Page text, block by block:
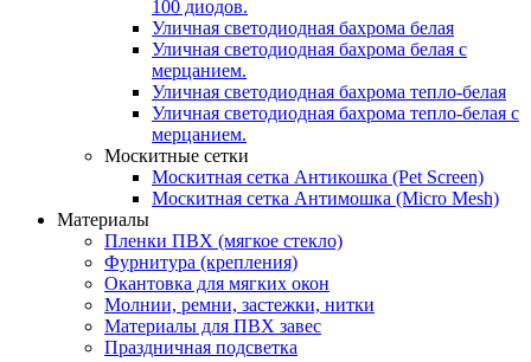
100 диодов.
Уличная светодиодная бахрома белая
Уличная светодиодная бахрома белая с
мерцанием.
Уличная светодиодная бахрома тепло-белая
Уличная светодиодная бахрома тепло-белая с
мерцанием.
Москитные сетки
Москитная сетка Антикошка (Pet Screen)
Москитная сетка Антимошка (Micro Mesh)
Материалы
Пленки ПВХ (мягкое стекло)
Фурнитура (крепления)
Окантовка для мягких окон
Молнии, ремни, застежки, нитки
Материалы для ПВХ завес
Праздничная подсветка